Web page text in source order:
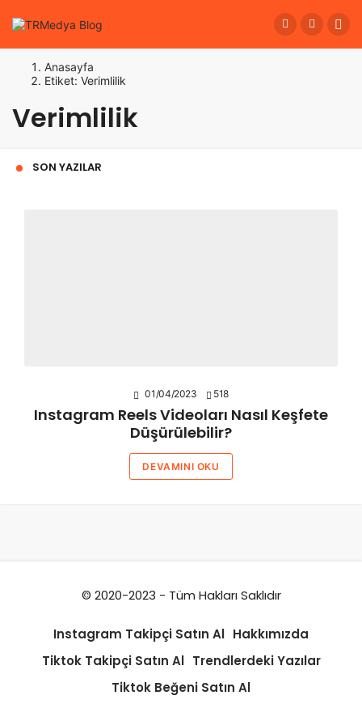
Anasayfa
Etiket: Verimlilik
Verimlilik
SON YAZILAR
01/04/2023 518
Instagram Reels Videoları Nasıl Keşfete
Düşürülebilir?
DEVAMINI OKU
© 2020-2023 - Tüm Hakları Saklıdır
Instagram Takipçi Satın Al Hakkımızda
Tiktok Takipçi Satın Al Trendlerdeki Yazılar
Tiktok Beğeni Satın Al